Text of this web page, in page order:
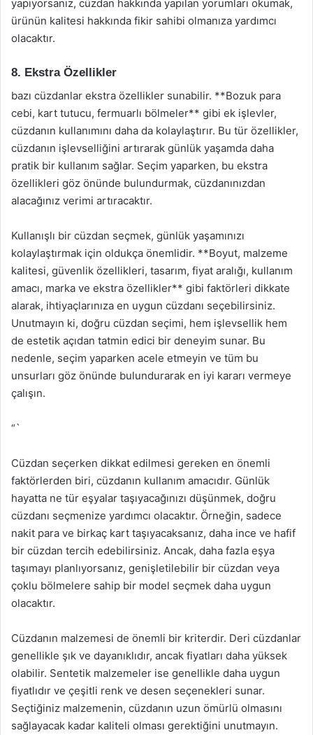
yapıyorsanız, cüzdan hakkında yapılan yorumları okumak,
ürünün kalitesi hakkında fikir sahibi olmanıza yardımcı
olacaktır.
8. Ekstra Özellikler
bazı cüzdanlar ekstra özellikler sunabilir. **Bozuk para
cebi, kart tutucu, fermuarlı bölmeler** gibi ek işlevler,
cüzdanın kullanımını daha da kolaylaştırır. Bu tür özellikler,
cüzdanın işlevselliğini artırarak günlük yaşamda daha
pratik bir kullanım sağlar. Seçim yaparken, bu ekstra
özellikleri göz önünde bulundurmak, cüzdanınızdan
alacağınız verimi artıracaktır.
Kullanışlı bir cüzdan seçmek, günlük yaşamınızı
kolaylaştırmak için oldukça önemlidir. **Boyut, malzeme
kalitesi, güvenlik özellikleri, tasarım, fiyat aralığı, kullanım
amacı, marka ve ekstra özellikler** gibi faktörleri dikkate
alarak, ihtiyaçlarınıza en uygun cüzdanı seçebilirsiniz.
Unutmayın ki, doğru cüzdan seçimi, hem işlevsellik hem
de estetik açıdan tatmin edici bir deneyim sunar. Bu
nedenle, seçim yaparken acele etmeyin ve tüm bu
unsurları göz önünde bulundurarak en iyi kararı vermeye
çalışın.
“`
Cüzdan seçerken dikkat edilmesi gereken en önemli
faktörlerden biri, cüzdanın kullanım amacıdır. Günlük
hayatta ne tür eşyalar taşıyacağınızı düşünmek, doğru
cüzdanı seçmenize yardımcı olacaktır. Örneğin, sadece
nakit para ve birkaç kart taşıyacaksanız, daha ince ve hafif
bir cüzdan tercih edebilirsiniz. Ancak, daha fazla eşya
taşımayı planlıyorsanız, genişletilebilir bir cüzdan veya
çoklu bölmelere sahip bir model seçmek daha uygun
olacaktır.
Cüzdanın malzemesi de önemli bir kriterdir. Deri cüzdanlar
genellikle şık ve dayanıklıdır, ancak fiyatları daha yüksek
olabilir. Sentetik malzemeler ise genellikle daha uygun
fiyatlıdır ve çeşitli renk ve desen seçenekleri sunar.
Seçtiğiniz malzemenin, cüzdanın uzun ömürlü olmasını
sağlayacak kadar kaliteli olması gerektiğini unutmayın.